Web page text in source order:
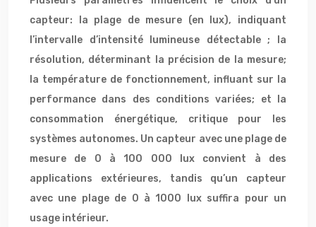
capteur: la plage de mesure (en lux), indiquant
l’intervalle d’intensité lumineuse détectable ; la
résolution, déterminant la précision de la mesure;
la température de fonctionnement, influant sur la
performance dans des conditions variées; et la
consommation énergétique, critique pour les
systèmes autonomes. Un capteur avec une plage de
mesure de 0 à 100 000 lux convient à des
applications extérieures, tandis qu’un capteur
avec une plage de 0 à 1000 lux suffira pour un
usage intérieur.